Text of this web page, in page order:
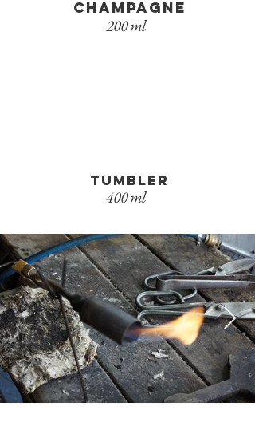
champagne
200 ml
tumbler
400 ml